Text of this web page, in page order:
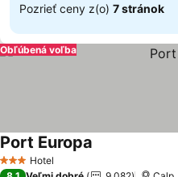
Pozrieť ceny z(o) 7 stránok
Obľúbená voľba
3 Počet hviezdičiek
Hotel
Port Europa